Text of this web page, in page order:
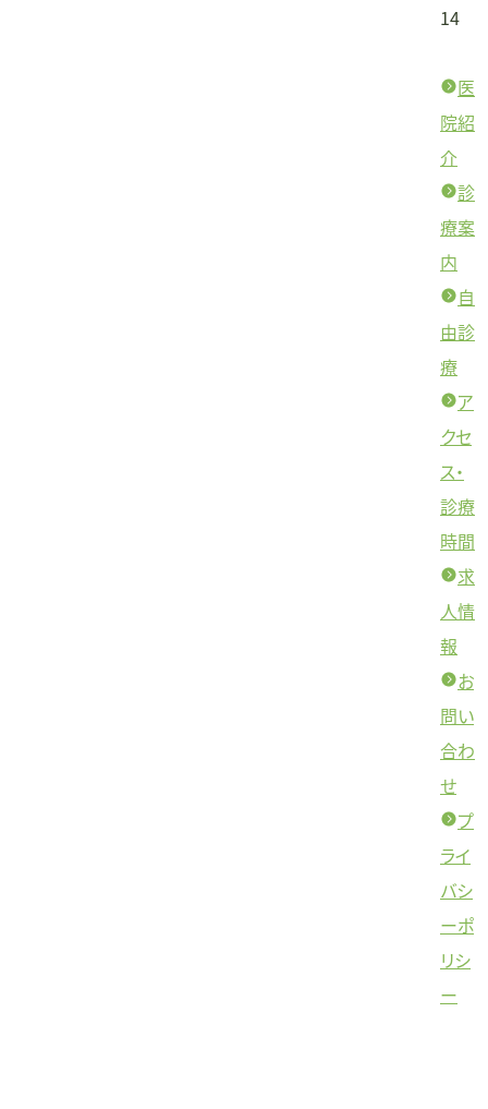
14
医
院紹
介
診
療案
内
自
由診
療
ア
クセ
ス・
診療
時間
求
人情
報
お
問い
合わ
せ
プ
ライ
バシ
ーポ
リシ
ー